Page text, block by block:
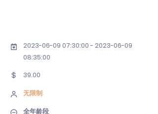
2023-06-09 07:30:00 - 2023-06-09
08:35:00
39.00
无限制
全年龄段